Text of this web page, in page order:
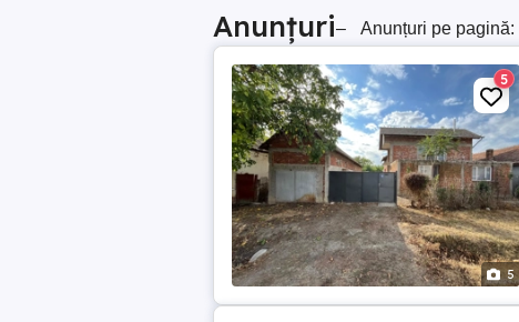
Anunțuri– Anunțuri pe pagină:
5
5